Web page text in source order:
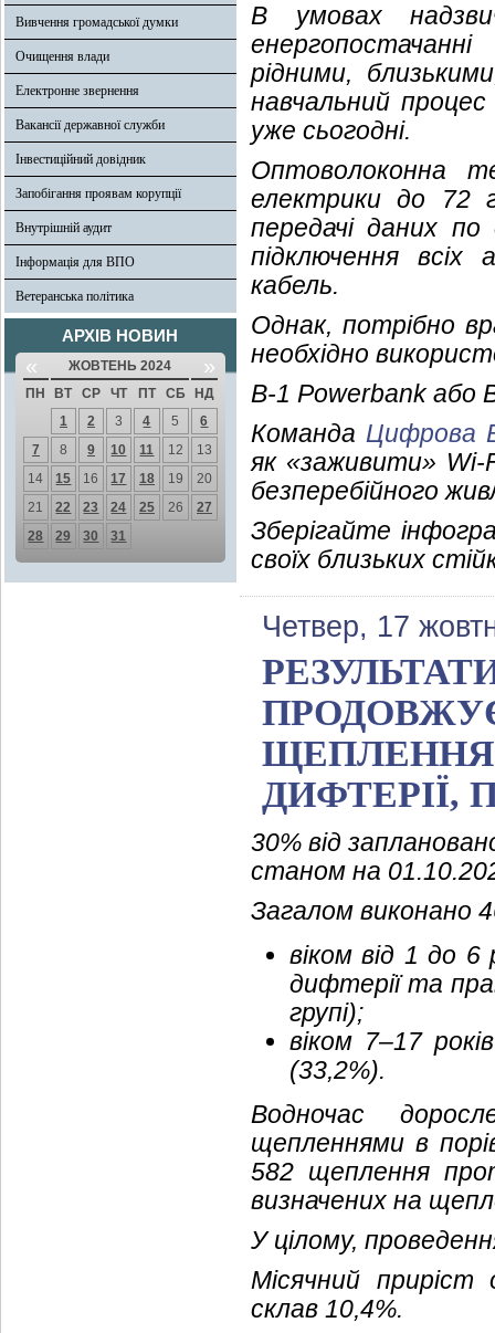
Вивчення громадської думки
Очищення влади
Електронне звернення
Вакансії державної служби
Інвестиційний довідник
Запобігання проявам корупції
Внутрішній аудит
Інформація для ВПО
Ветеранська політика
АРХІВ НОВИН
« ЖОВТЕНЬ 2024 »
ПН ВТ СР ЧТ ПТ СБ
НД
1
2 3 4 5
6
7
8 9 10 11 12
13
14
15 16 17 18 19
20
21
22 23 24 25 26
27
28
29 30 31
В умовах
рідними,
навчальний
уже сьогодні.
Оптоволоконна
електрики до 72
передачі даних по
підключення
кабель.
Однак, потрібно
необхідно
В-1 Powerbank або
Команда Цифрова
як «заживити» Wi-
безперебійного
Зберігайте
своїх близьких
Четвер, 17
ДИФТЕРІЇ,
30% від
станом на
Загалом виконано
віком від 1 до
дифтерії та
групі);
віком 7–17
(33,2%).
Водночас
щепленнями в
582 щеплення
визначених на
У цілому,
Місячний
склав 10,4%.